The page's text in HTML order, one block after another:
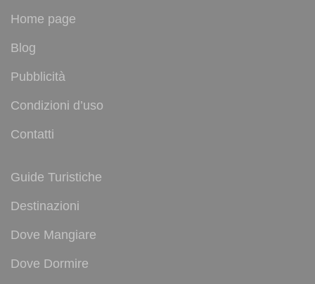
Home page
Blog
Pubblicità
Condizioni d’uso
Contatti
Guide Turistiche
Destinazioni
Dove Mangiare
Dove Dormire